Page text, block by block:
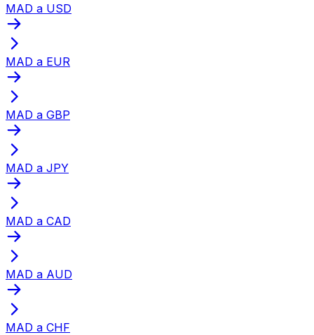
MAD a USD
MAD a EUR
MAD a GBP
MAD a JPY
MAD a CAD
MAD a AUD
MAD a CHF